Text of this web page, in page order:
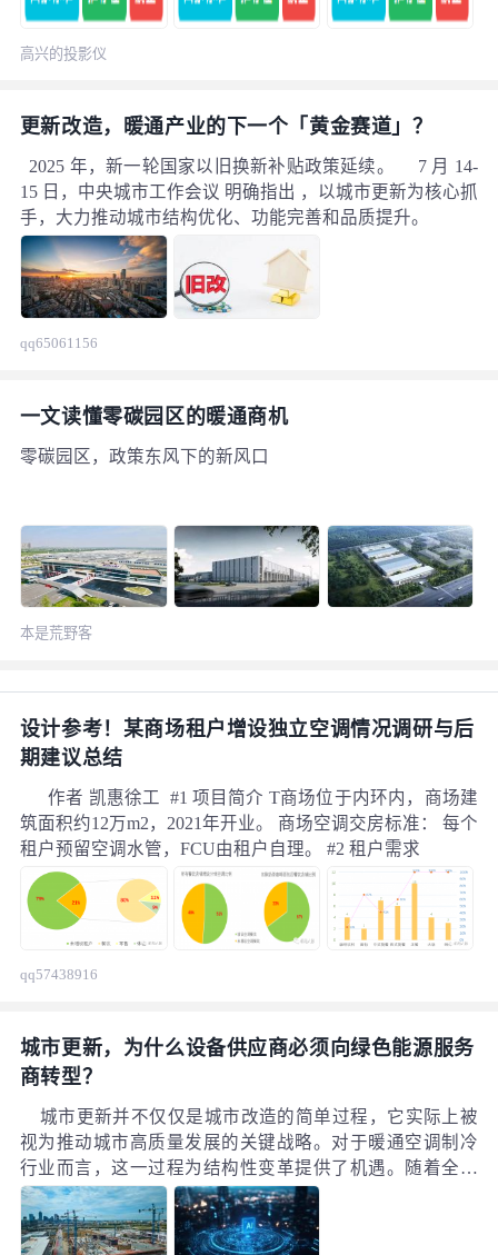
高兴的投影仪
更新改造，暖通产业的下一个「黄金赛道」？
2025 年，新一轮国家以旧换新补贴政策延续。 7 月 14-
15 日，中央城市工作会议 明确指出 ，以城市更新为核心抓
手，大力推动城市结构优化、功能完善和品质提升。
qq65061156
一文读懂零碳园区的暖通商机
零碳园区，政策东风下的新风口
本是荒野客
设计参考！某商场租户增设独立空调情况调研与后
期建议总结
作者 凯惠徐工 #1 项目简介 T商场位于内环内，商场建
筑面积约12万m2，2021年开业。 商场空调交房标准： 每个
租户预留空调水管，FCU由租户自理。 #2 租户需求
qq57438916
城市更新，为什么设备供应商必须向绿色能源服务
商转型？
城市更新并不仅仅是城市改造的简单过程，它实际上被
视为推动城市高质量发展的关键战略。对于暖通空调制冷
行业而言，这一过程为结构性变革提供了机遇。随着全球
对环境保护和可持续发展的重视不断加深，特别是在“双
碳”目标——即碳达峰和碳中和目标的推动下，暖通空调制
冷行业正面临前所未有的挑战与机遇。 行业内的企业必须